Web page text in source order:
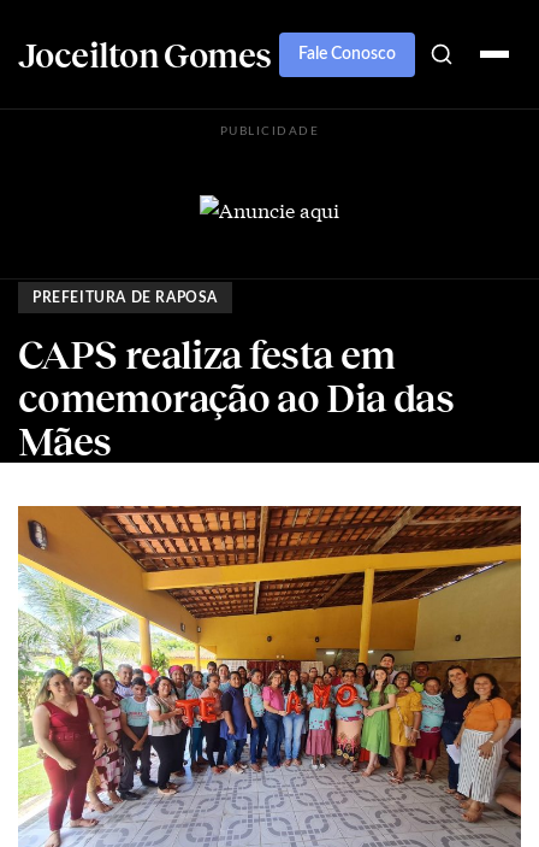
Joceilton Gomes Fale Conosco
PUBLICIDADE
PREFEITURA DE RAPOSA
CAPS realiza festa em
comemoração ao Dia das
Mães